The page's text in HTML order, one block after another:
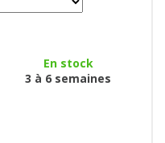
En stock
3 à 6 semaines